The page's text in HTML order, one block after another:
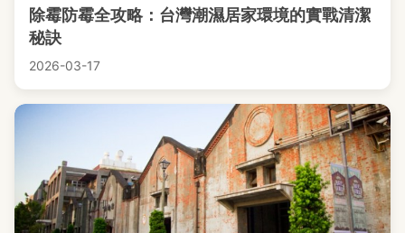
除霉防霉全攻略：台灣潮濕居家環境的實戰清潔
秘訣
2026-03-17